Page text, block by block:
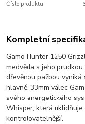
Číslo produktu:
Kompletní
Gamo Hunter 1250
medvěda s jeho
dřevěnou pažbou
hlavně, 33mm válec
svého energetického
Whisper, která uklidňuje
kontrolovatelnější.